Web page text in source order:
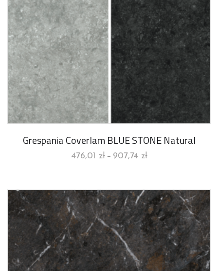
Grespania Coverlam BLUE STONE Natural
476,01 zł – 907,74 zł